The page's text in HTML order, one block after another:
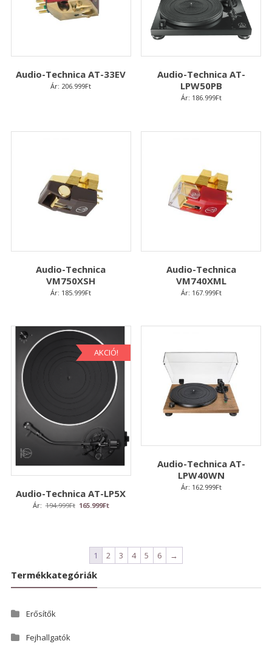
Audio-Technica AT-33EV
Ár: 206.999Ft
Audio-Technica AT-
LPW50PB
Ár: 186.999Ft
Audio-Technica
VM750XSH
Ár: 185.999Ft
Audio-Technica
VM740XML
Ár: 167.999Ft
AKCIÓ!
Audio-Technica AT-LP5X
Ár: 194.999Ft Original
165.999FtCurrent
Audio-Technica AT-
LPW40WN
Ár: 162.999Ft
1 2 3 4 5 6 →
Termékkategóriák
Erősítők
Fejhallgatók